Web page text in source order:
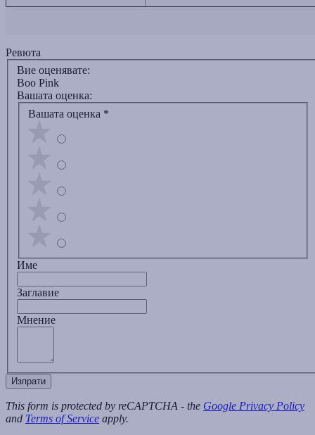
Ревюта
Вие оценявате:
Boo Pink
Вашата оценка:
Вашата оценка *
Име
Заглавиe
Мнение
Изпрати
This form is protected by reCAPTCHA - the Google Privacy Policy
and Terms of Service apply.